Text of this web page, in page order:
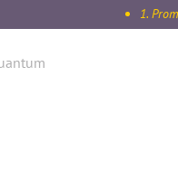
1.